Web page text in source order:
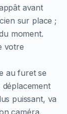
avant
sur place ;
moment.
votre
au furet se
puissant, va
caméra,